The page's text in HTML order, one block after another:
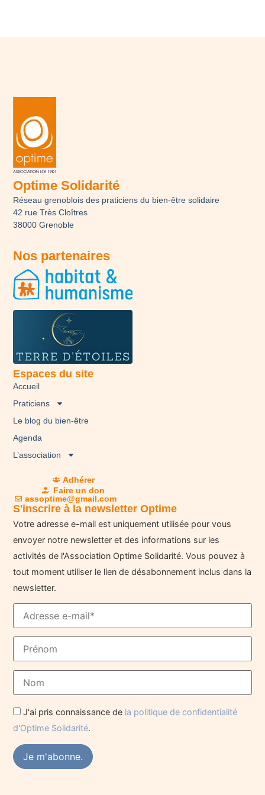
Optime Solidarité
Réseau grenoblois des praticiens du bien-être solidaire
42 rue Très Cloîtres
38000 Grenoble
Nos partenaires
Espaces du site
Accueil
Praticiens
Le blog du bien-être
Agenda
L’association
Adhérer
Faire un don
assoptime@gmail.com
S'inscrire à la newsletter Optime
Votre adresse e-mail est uniquement utilisée pour vous
envoyer notre newsletter et des informations sur les
activités de l'Association Optime Solidarité. Vous pouvez à
tout moment utiliser le lien de désabonnement inclus dans la
newsletter.
J'ai pris connaissance de la politique de confidentialité
d'Optime Solidarité.